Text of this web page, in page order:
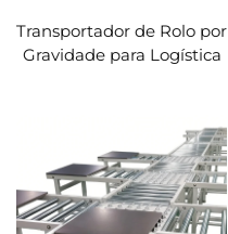
Transportador de Rolo por
Gravidade para Logística